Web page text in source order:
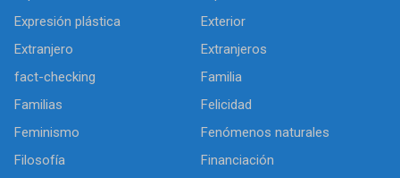
Expresión plástica
Exterior
Extranjero
Extranjeros
fact-checking
Familia
Familias
Felicidad
Feminismo
Fenómenos naturales
Filosofía
Financiación